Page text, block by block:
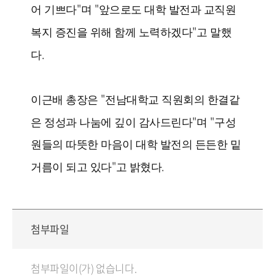
어 기쁘다"며 "앞으로도 대학 발전과 교직원
복지 증진을 위해 함께 노력하겠다"고 말했
다.
이근배 총장은 "전남대학교 직원회의 한결같
은 정성과 나눔에 깊이 감사드린다"며 "구성
원들의 따뜻한 마음이 대학 발전의 든든한 밑
거름이 되고 있다"고 밝혔다.
첨부파일
첨부파일이(가) 없습니다.